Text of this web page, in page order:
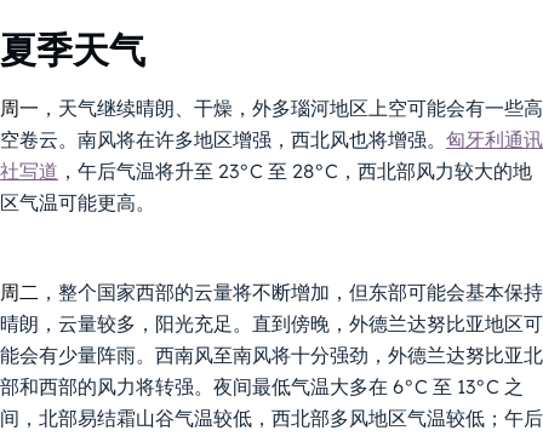
夏季天气
周一 ，天气继续晴朗、干燥，外多瑙河地区上空可能会有一些高
空卷云。南风将在许多地区增强，西北风也将增强。 匈牙利通讯
社写道 ，午后气温将升至 23°C 至 28°C，西北部风力较大的地
区气温可能更高。
周二 ，整个国家西部的云量将不断增加，但东部可能会基本保持
晴朗，云量较多，阳光充足。直到傍晚，外德兰达努比亚地区可
能会有少量阵雨。西南风至南风将十分强劲，外德兰达努比亚北
部和西部的风力将转强。夜间最低气温大多在 6°C 至 13°C 之
间，北部易结霜山谷气温较低，西北部多风地区气温较低；午后